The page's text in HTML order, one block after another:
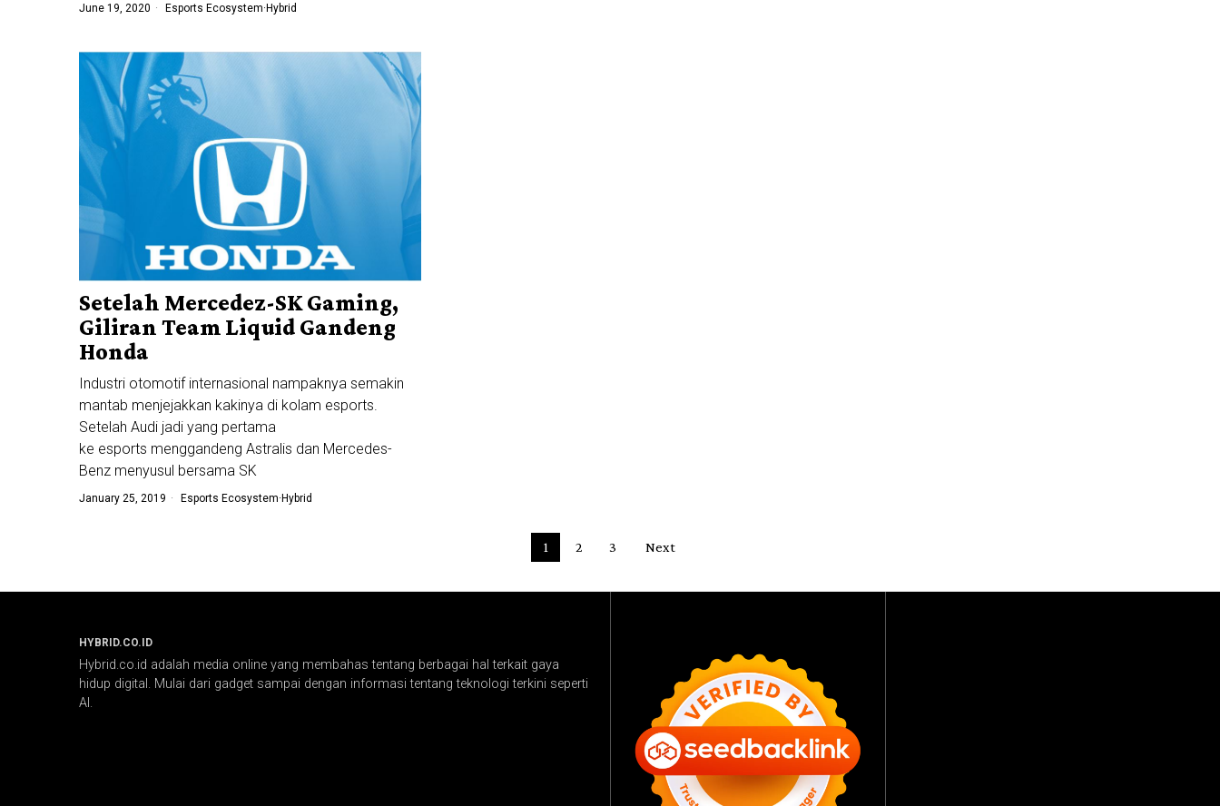
June 19, 2020 Esports Ecosystem·Hybrid
Setelah Mercedez-SK Gaming,
Giliran Team Liquid Gandeng
Honda
Industri otomotif internasional nampaknya semakin
mantab menjejakkan kakinya di kolam esports.
Setelah Audi jadi yang pertama
ke esports menggandeng Astralis dan Mercedes-
Benz menyusul bersama SK
January 25, 2019 Esports Ecosystem· Hybrid
1 2 3 Next
HYBRID.CO.ID
Hybrid.co.id adalah media online yang membahas tentang berbagai hal terkait gaya
hidup digital. Mulai dari gadget sampai dengan informasi tentang teknologi terkini seperti
AI.